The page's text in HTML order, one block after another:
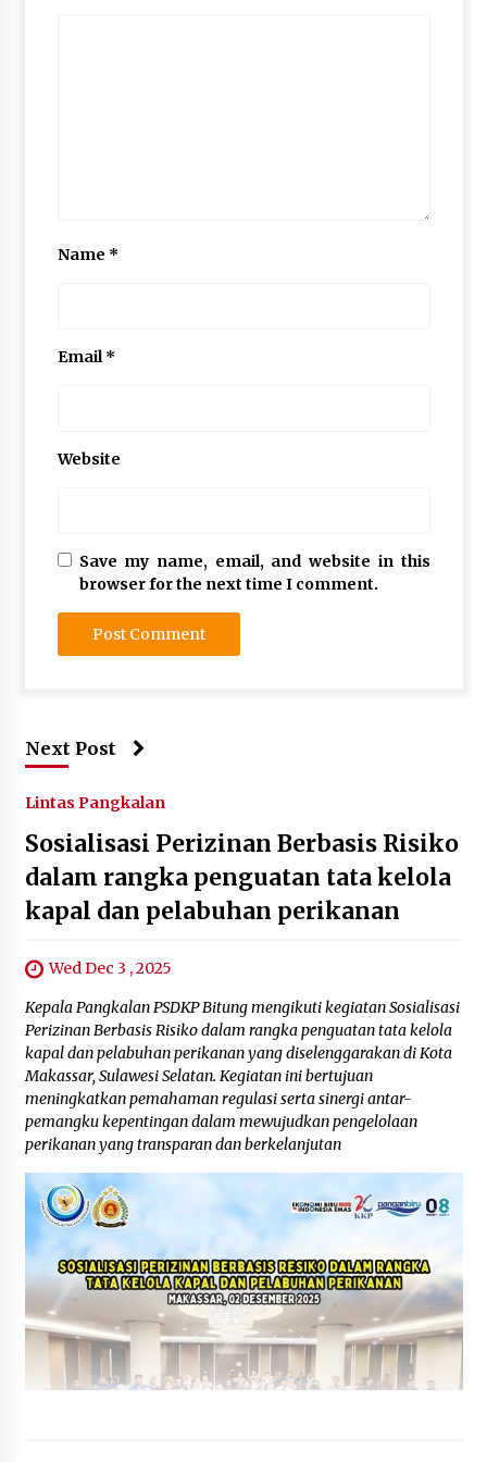
Name *
Email*
Website
Save my name, email, and website in this
browser for the next time I comment.
Next Post
Lintas Pangkalan
Sosialisasi Perizinan Berbasis Risiko
dalam rangka penguatan tata kelola
kapal dan pelabuhan perikanan
Wed Dec 3 , 2025
Kepala Pangkalan PSDKP Bitung mengikuti kegiatan Sosialisasi
Perizinan Berbasis Risiko dalam rangka penguatan tata kelola
kapal dan pelabuhan perikanan yang diselenggarakan di Kota
Makassar, Sulawesi Selatan. Kegiatan ini bertujuan
meningkatkan pemahaman regulasi serta sinergi antar-
pemangku kepentingan dalam mewujudkan pengelolaan
perikanan yang transparan dan berkelanjutan